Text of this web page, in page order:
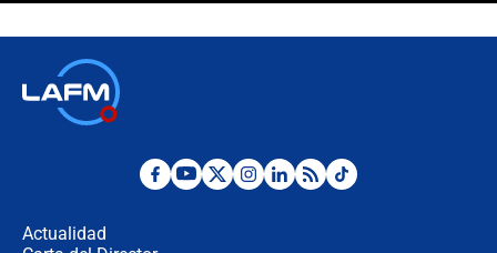
¿Por qué De la Espriella gobernará
Actualidad